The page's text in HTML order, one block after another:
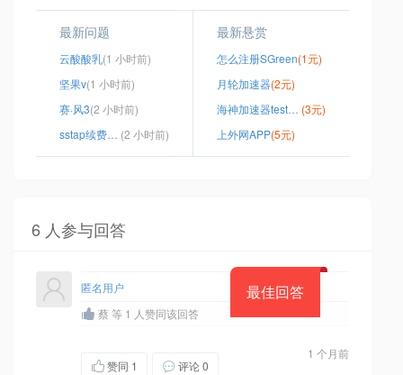
最新问题
云酸酸乳(1 小时前)
坚果v(1 小时前)
赛·风3(2 小时前)
sstap续费网站 (2 小时前)
最新悬赏
怎么注册SGreen(1元)
月轮加速器(2元)
海神加速器testflight (3元)
上外网APP(5元)
6 人参与回答
最佳回答
匿名用户
蔡 等 1 人赞同该回答
1 个月前
赞同 1 评论 0